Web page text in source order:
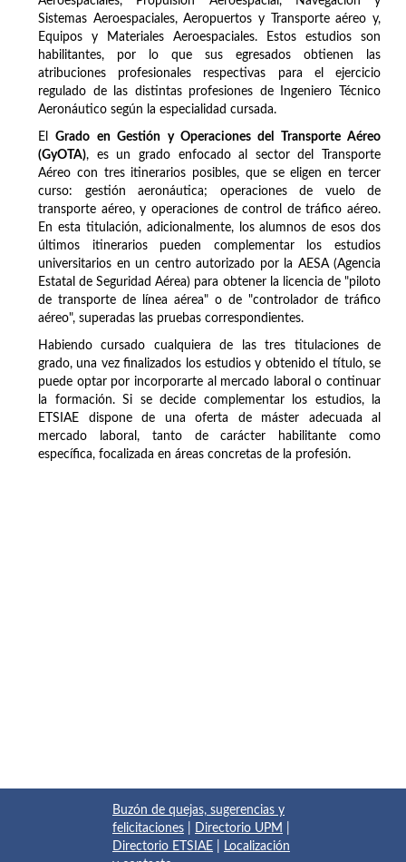
Sistemas Aeroespaciales, Aeropuertos y Transporte aéreo y,
Equipos y Materiales Aeroespaciales. Estos estudios son
habilitantes, por lo que sus egresados obtienen las
atribuciones profesionales respectivas para el ejercicio
regulado de las distintas profesiones de Ingeniero Técnico
Aeronáutico según la especialidad cursada.
ElGrado en Gestión y Operaciones del Transporte Aéreo
(GyOTA), es un grado enfocado al sector del Transporte
Aéreo con tres itinerarios posibles, que se eligen en tercer
curso: gestión aeronáutica; operaciones de vuelo de
transporte aéreo, y operaciones de control de tráfico aéreo.
En esta titulación, adicionalmente, los alumnos de esos dos
últimos itinerarios pueden complementar los estudios
universitarios en un centro autorizado por la AESA (Agencia
Estatal de Seguridad Aérea) para obtener la licencia de "piloto
de transporte de línea aérea" o de "controlador de tráfico
aéreo", superadas las pruebas correspondientes.
Habiendo cursado cualquiera de las tres titulaciones de
grado, una vez finalizados los estudios y obtenido el título, se
puede optar por incorporarte al mercado laboral o continuar
la formación. Si se decide complementar los estudios, la
ETSIAE dispone de una oferta de máster adecuada al
mercado laboral, tanto de carácter habilitante como
específica, focalizada en áreas concretas de la profesión.
Buzón de quejas, sugerencias y
felicitaciones
Directorio UPM
Directorio ETSIAE
Localización